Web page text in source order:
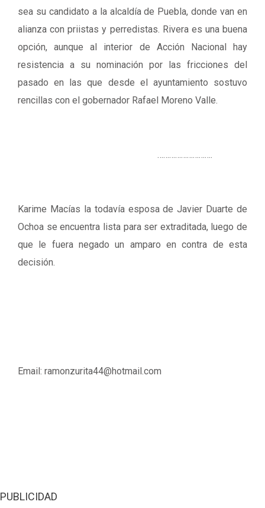
sea su candidato a la alcaldía de Puebla, donde van en
alianza con priistas y perredistas. Rivera es una buena
opción, aunque al interior de Acción Nacional hay
resistencia a su nominación por las fricciones del
pasado en las que desde el ayuntamiento sostuvo
rencillas con el gobernador Rafael Moreno Valle.
……………………….
Karime Macías la todavía esposa de Javier Duarte de
Ochoa se encuentra lista para ser extraditada, luego de
que le fuera negado un amparo en contra de esta
decisión.
Email: ramonzurita44@hotmail.com
PUBLICIDAD